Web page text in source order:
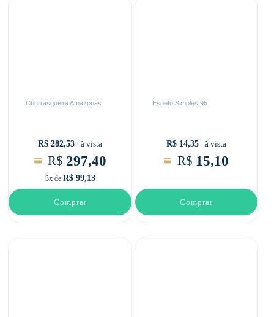
Churrasqueira Amazonas
R$ 282,53 à vista
R$ 297,40
3x de R$ 99,13
Comprar
Espeto Simples 95
R$ 14,35 à vista
R$ 15,10
Comprar